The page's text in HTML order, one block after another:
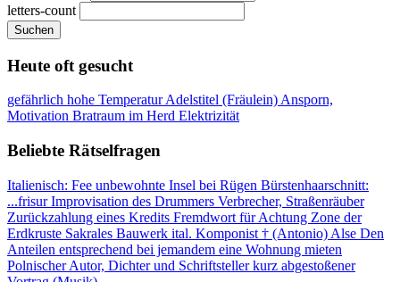
letters-count
Suchen
Heute oft gesucht
gefährlich hohe TemperaturAdelstitel (Fräulein)Ansporn,
Motivation Bratraum im Herd Elektrizität
Beliebte Rätselfragen
Italienisch: Fee unbewohnte Insel bei Rügen Bürstenhaarschnitt:
...frisurImprovisation des Drummers Verbrecher, Straßenräuber
Zurückzahlung eines Kredits Fremdwort für Achtung Zone der
Erdkruste Sakrales Bauwerk ital. Komponist † (Antonio) Alse Den
Anteilen entsprechend bei jemandem eine Wohnung mieten
Polnischer Autor, Dichter und Schriftstellerkurz abgestoßener